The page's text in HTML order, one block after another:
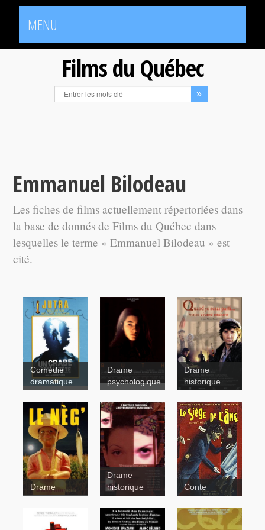
MENU
Films du Québec
Emmanuel Bilodeau
Les fiches de films actuellement répertoriées dans
la base de donnés de Films du Québec dans
lesquelles le terme « Emmanuel Bilodeau » est
cité.
Un
crabe dans
la tête
Comédie
dramatique
Drame
psychologique
Drame
historique
Le nèg'
Drame
Drame
historique
Conte